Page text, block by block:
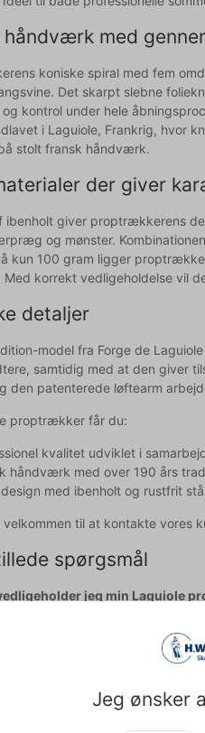
Jeg ønsker
håndværk med
koniske spiral med fem
Det skarpt slebne
kontrol under hele
i Laguiole, Frankrig, hvor
stolt fransk håndværk.
der giver
giver proptrækkerens
og mønster.
kun 100 gram ligger
korrekt vedligeholdelse vil
detaljer
model fra Forge de
samtidig med at den giver
den patenterede løftearm
proptrækker får du:
kvalitet udviklet i
håndværk med over 190 års
med ibenholt og rustfrit
velkommen til at kontakte vores
spørgsmål
jeg min Laguiole
i hånden med mildt
imellem.
ægte Laguiole?
en autentisk Forge de Laguiole
med teksten og derfor tages